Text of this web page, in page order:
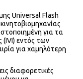
Universal Flash
για τα
εντός των
για χαμηλότερη
διαφορετικές